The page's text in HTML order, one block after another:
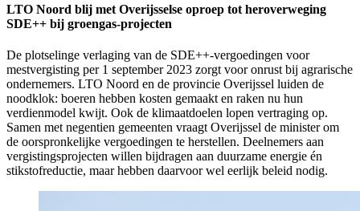
LTO Noord blij met Overijsselse oproep tot heroverweging
SDE++ bij groengas-projecten
De plotselinge verlaging van de SDE++-vergoedingen voor
mestvergisting per 1 september 2023 zorgt voor onrust bij agrarische
ondernemers. LTO Noord en de provincie Overijssel luiden de
noodklok: boeren hebben kosten gemaakt en raken nu hun
verdienmodel kwijt. Ook de klimaatdoelen lopen vertraging op.
Samen met negentien gemeenten vraagt Overijssel de minister om
de oorspronkelijke vergoedingen te herstellen. Deelnemers aan
vergistingsprojecten willen bijdragen aan duurzame energie én
stikstofreductie, maar hebben daarvoor wel eerlijk beleid nodig.